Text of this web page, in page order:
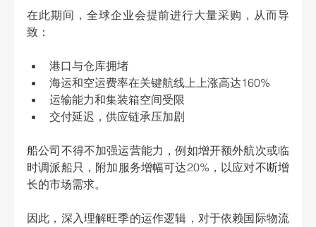
在此期间，全球企业会提前进行大量采购，从而导
致：
港口与仓库拥堵
海运和空运费率在关键航线上上涨高达160%
运输能力和集装箱空间受限
交付延迟，供应链承压加剧
船公司不得不加强运营能力，例如增开额外航次或临
时调派船只，附加服务增幅可达20%，以应对不断增
长的市场需求。
因此，深入理解旺季的运作逻辑，对于依赖国际物流